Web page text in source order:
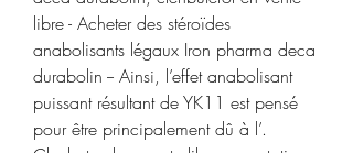
libre - Acheter des stéroïdes
anabolisants légaux Iron pharma deca
durabolin -- Ainsi, l’effet anabolisant
puissant résultant de YK11 est pensé
pour être principalement dû à l’.